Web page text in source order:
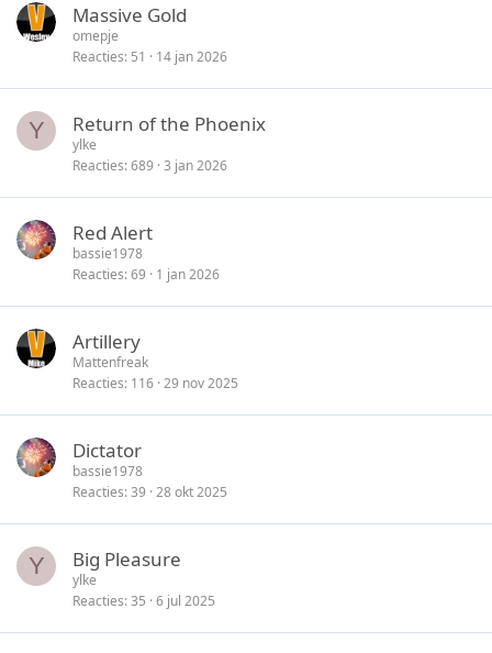
Massive Gold
omepje
Reacties 51 14 jan 2026
Y Return of the Phoenix
ylke
Reacties 689 3 jan 2026
Red Alert
bassie1978
Reacties 69 1 jan 2026
Artillery
Mattenfreak
Reacties 116 29 nov 2025
Dictator
bassie1978
Reacties 39 28 okt 2025
Y Big Pleasure
ylke
Reacties 35 6 jul 2025